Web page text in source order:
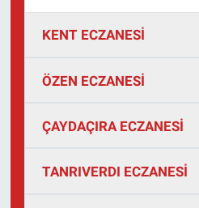
KENT ECZANESİ
ÖZEN ECZANESİ
ÇAYDAÇIRA ECZANESİ
TANRIVERDI ECZANESİ